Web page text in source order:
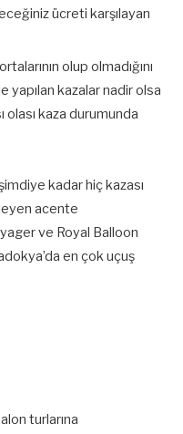
ücreti karşılayan
olup olmadığını
yapılan kazalar nadir olsa
olası kaza durumunda
kadar hiç kazası
acente
ve Royal Balloon
en çok uçuş
turlarına